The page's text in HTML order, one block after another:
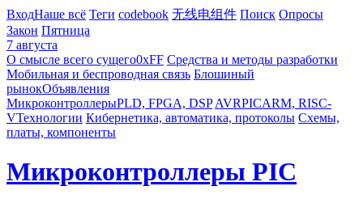
ВходНаше всё Теги codebook 无线电组件 Поиск Опросы
Закон Пятница
7 августа
О смысле всего сущего0xFF Средства и методы разработки
Мобильная и беспроводная связь Блошиный
рынокОбъявления
МикроконтроллерыPLD, FPGA, DSP AVRPICARM, RISC-
VТехнологии Кибернетика, автоматика, протоколы Схемы,
платы, компоненты
Микроконтроллеры PIC